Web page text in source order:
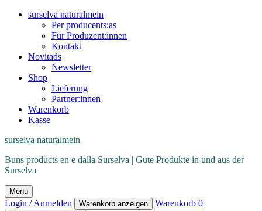
surselva naturalmein
Per producents:as
Für Produzent:innen
Kontakt
Novitads
Newsletter
Shop
Lieferung
Partner:innen
Warenkorb
Kasse
surselva naturalmein
Buns products en e dalla Surselva | Gute Produkte in und aus der
Surselva
Menü
Login / Anmelden Warenkorb anzeigen Warenkorb 0